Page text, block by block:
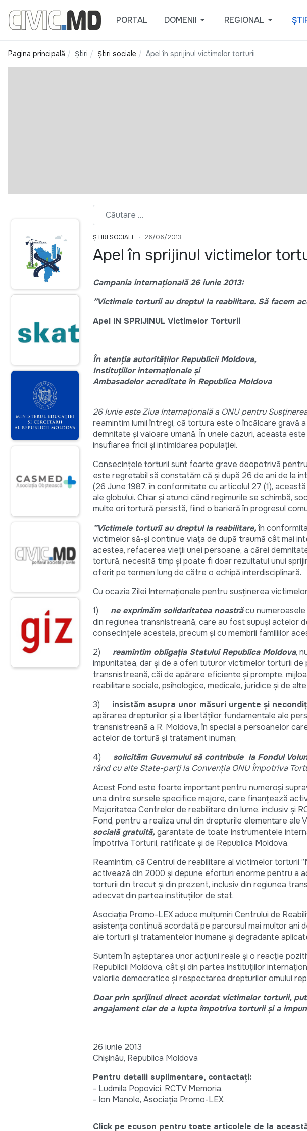
PORTAL DOMENII REGIONAL
Pagina principală Știri Știri sociale Apel în sprijinul victimelor torturii
ȘTIRI SOCIALE 26/06/2013
Apel în sprijinul victimelor
Campania internațională 26 iunie 2013:
”Victimele torturii au dreptul la reabilitare. Să facem
Apel IN SPRIJINUL Victimelor Torturii
În atenția autorităților Republicii Moldova,
Instituțiilor internaționale și
Ambasadelor acreditate în Republica Moldova
26 Iunie este Ziua Internaţională a ONU pentru
reamintim lumii întregi, că tortura este o încălcare gravă
demnitate şi valoare umană. În unele cazuri, aceasta
insuflarea fricii şi intimidarea populaţiei.
Consecințele torturii sunt foarte grave deopotrivă
este regretabil să constatăm că și după 26 de ani de la
(26 June 1987, în conformitate cu articolul 27 (1),
ale globului. Chiar şi atunci când regimurile se schimbă,
multe ori tortură persistă, fiind o barieră în progresul
”Victimele torturii au dreptul la reabilitare,în
victimelor să-și continue viaţa de după traumă cât mai
acestea, refacerea vieţii unei persoane, a cărei
tortură, necesită timp şi poate fi doar rezultatul unui
oferit pe termen lung de către o echipă interdisciplinară.
Cu ocazia Zilei Internaţionale pentru susţinerea
1) ne exprimăm solidaritatea noastrăcu numeroasele
din regiunea transnistreană, care au fost supuşi actelor
consecințele acesteia, precum şi cu membrii familiilor
2) reamintim obligaţia Statului Republica Moldova,
impunitatea, dar și de a oferi tuturor victimelor torturii de
transnistreană, căi de apărare eficiente şi prompte,
reabilitare sociale, psihologice, medicale, juridice şi de
3) insistăm asupra unor măsuri urgente şi
apărarea drepturilor şi a libertăţilor fundamentale ale
transnistreană a R. Moldova, în special a persoanelor
actelor de tortură şi tratament inuman;
4) solicităm Guvernului să contribuie la Fondul
rând cu alte State-parţi la Convenţia ONU Împotriva
Acest Fond este foarte important pentru numeroşi
una dintre sursele specifice majore, care finanţează
Majoritatea Centrelor de reabilitare din lume, inclusiv şi
Fond, pentru a realiza unul din drepturile elementare ale
socială gratuită,garantate de toate Instrumentele
Împotriva Torturii, ratificate şi de Republica Moldova.
Reamintim, că Centrul de reabilitare al victimelor torturii
activează din 2000 și depune eforturi enorme pentru a
torturii din trecut și din prezent, inclusiv din regiunea
adecvat din partea instituțiilor de stat.
Asociația Promo-LEX aduce mulțumiri Centrului de
asistența continuă acordată pe parcursul mai multor ani
ale torturii și tratamentelor inumane și degradante
Suntem în aşteptarea unor acţiuni reale şi o reacţie
Republicii Moldova, cât și din partea instituțiilor
valorile democratice și respectarea drepturilor omului
Doar prin sprijinul direct acordat victimelor torturii,
angajament clar de a lupta împotriva torturii şi a
26 iunie 2013
Chișinău, Republica Moldova
Pentru detalii suplimentare, contactaţi:
- Ludmila Popovici, RCTV Memoria,
- Ion Manole, Asociaţia Promo-LEX.
Click pe ecuson pentru toate articolele de la